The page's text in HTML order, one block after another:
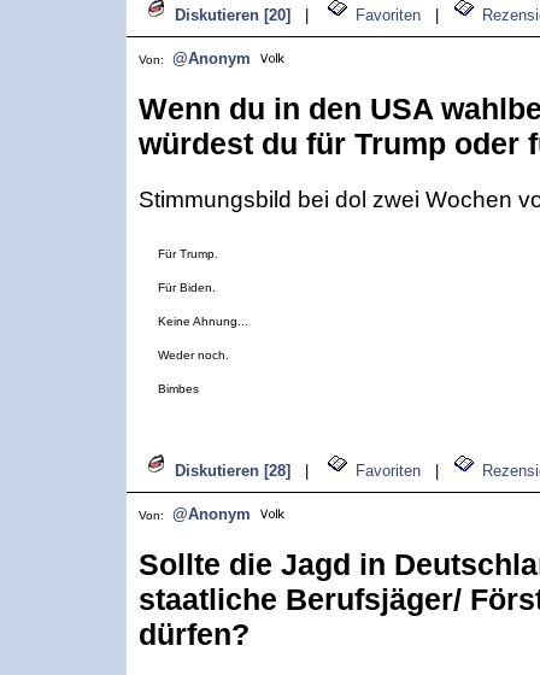
Diskutieren [20] Favoriten
Von: @Anonym
Wenn du in den USA
würdest du für Trump oder
Stimmungsbild bei dol zwei Wochen
Für Trump.
Für Biden.
Keine Ahnung...
Weder noch.
Bimbes
Diskutieren [28] Favoriten
Von: @Anonym
Sollte die Jagd in
staatliche Berufsjäger/
dürfen?